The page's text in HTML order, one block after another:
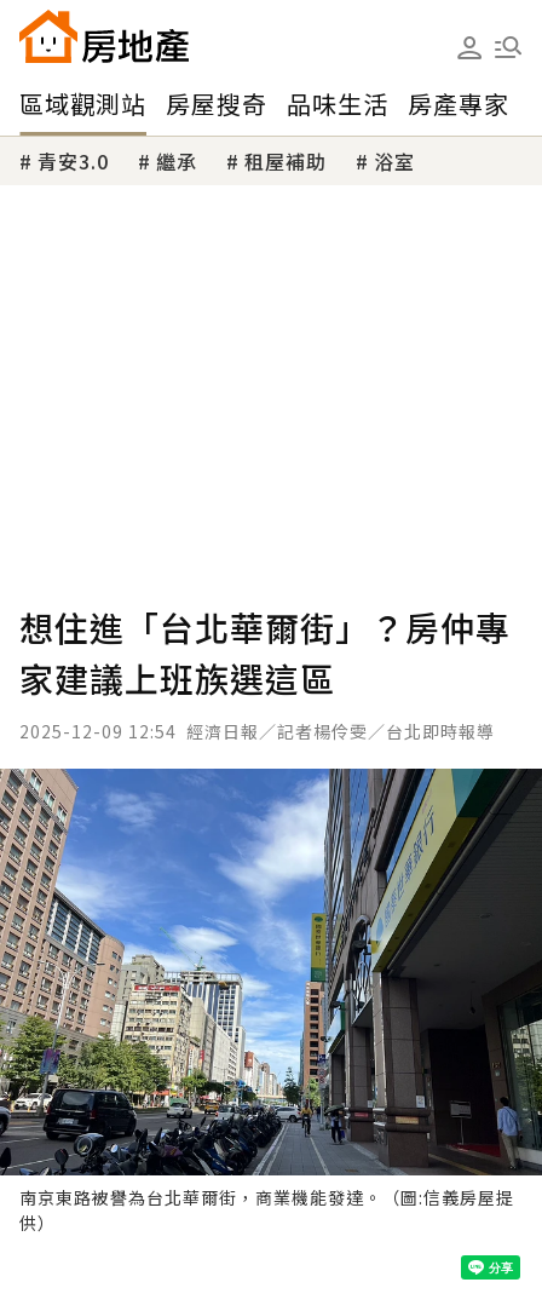
區域觀測站 房屋搜奇 品味生活 房產專家
青安3.0 繼承 租屋補助 浴室
想住進「台北華爾街」？房仲專
家建議上班族選這區
2025-12-09 12:54 經濟日報／記者楊伶雯／台北即時報導
南京東路被譽為台北華爾街，商業機能發達。（圖:信義房屋提
供）